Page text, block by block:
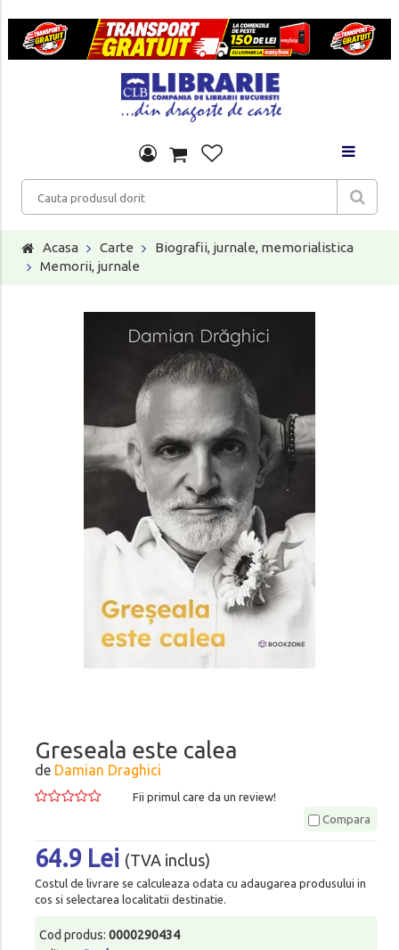
Acasa Carte
Biografii, jurnale, memorialistica
Memorii, jurnale
Greseala este calea
de Damian Draghici
Fii primul care da un review!
Compara
64.9 Lei (TVA inclus)
Costul de livrare se calculeaza odata cu adaugarea produsului in
cos si selectarea localitatii destinatie.
Cod produs: 0000290434